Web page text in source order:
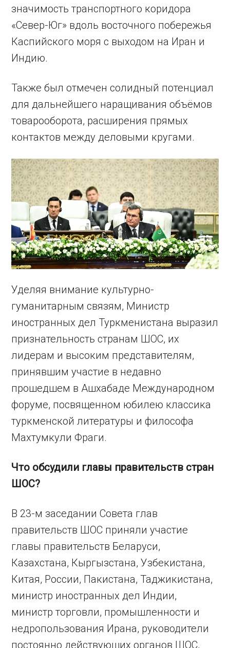
значимость транспортного коридора
«Север-Юг» вдоль восточного побережья
Каспийского моря с выходом на Иран и
Индию.
Также был отмечен солидный потенциал
для дальнейшего наращивания объёмов
товарооборота, расширения прямых
контактов между деловыми кругами.
Уделяя внимание культурно-
гуманитарным связям, Министр
иностранных дел Туркменистана выразил
признательность странам ШОС, их
лидерам и высоким представителям,
принявшим участие в недавно
прошедшем в Ашхабаде Международном
форуме, посвященном юбилею классика
туркменской литературы и философа
Махтумкули Фраги.
Что обсудили главы правительств стран
ШОС?
В 23-м заседании Совета глав
правительств ШОС приняли участие
главы правительств Беларуси,
Казахстана, Кыргызстана, Узбекистана,
Китая, России, Пакистана, Таджикистана,
министр иностранных дел Индии,
министр торговли, промышленности и
недропользования Ирана, руководители
постоянно действующих органов ШОС,